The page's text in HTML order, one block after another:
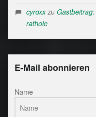
cyroxxzu
rathole
E-Mail abonnieren
Name